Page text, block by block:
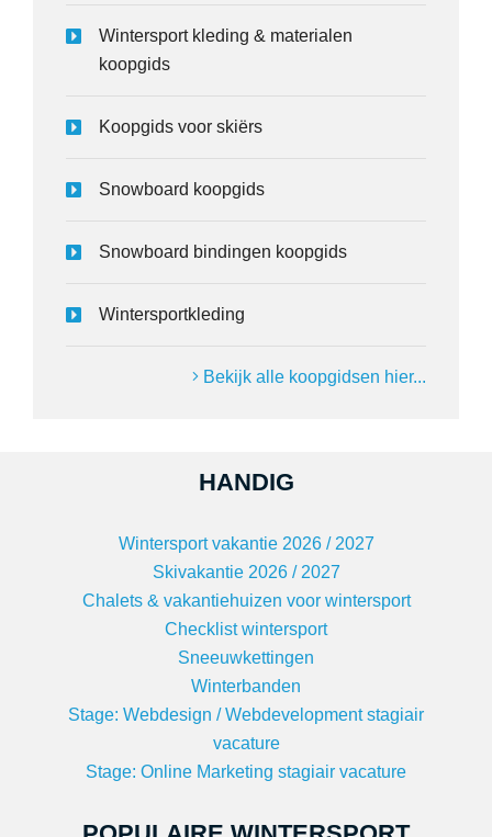
Wintersport kleding & materialen
koopgids
Koopgids voor skiërs
Snowboard koopgids
Snowboard bindingen koopgids
Wintersportkleding
Bekijk alle koopgidsen hier...
HANDIG
Wintersport vakantie 2026 / 2027
Skivakantie 2026 / 2027
Chalets & vakantiehuizen voor wintersport
Checklist wintersport
Sneeuwkettingen
Winterbanden
Stage: Webdesign / Webdevelopment stagiair
vacature
Stage: Online Marketing stagiair vacature